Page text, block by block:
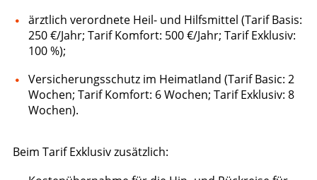
ärztlich verordnete Heil- und Hilfsmittel (Tarif Basis:
250 €/Jahr; Tarif Komfort: 500 €/Jahr; Tarif Exklusiv:
100 %);
Versicherungsschutz im Heimatland (Tarif Basic: 2
Wochen; Tarif Komfort: 6 Wochen; Tarif Exklusiv: 8
Wochen).
Beim Tarif Exklusiv zusätzlich: